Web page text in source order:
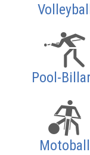
Pool-
Motoball